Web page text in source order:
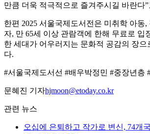
만큼 더욱 적극적으로 즐겨주시길 바란다
한편 2025 서울국제도서전은 미취학 아동,
자, 만 65세 이상 관람객에 한해 무료로 입
한 세대가 어우러지는 문화적 공감의 장으
다.
#서울국제도서선 #배우박정민 #중장년층
문혜진 기자hjmoon@etoday.co.kr
관련 뉴스
오십에 은퇴하고 작가로 변신, 74개